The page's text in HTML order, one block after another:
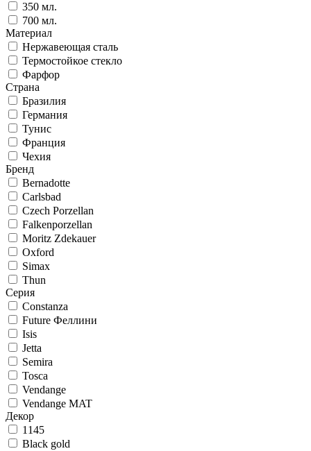
350 мл.
700 мл.
Материал
Нержавеющая сталь
Термостойкое стекло
Фарфор
Страна
Бразилия
Германия
Тунис
Франция
Чехия
Бренд
Bernadotte
Carlsbad
Czech Porzellan
Falkenporzellan
Moritz Zdekauer
Oxford
Simax
Thun
Серия
Constanza
Future Феллини
Isis
Jetta
Semira
Tosca
Vendange
Vendange MAT
Декор
1145
Black gold